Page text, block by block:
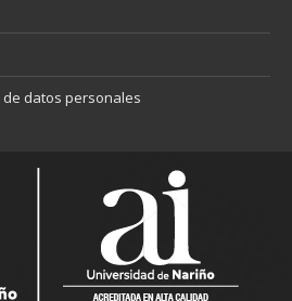
datos personales